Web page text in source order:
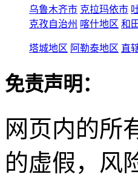
乌鲁木齐市 克拉玛依市
克孜自治州 喀什地区 和
塔城地区 阿勒泰地区 直
免责声明：
网页内的所
的虚假，风